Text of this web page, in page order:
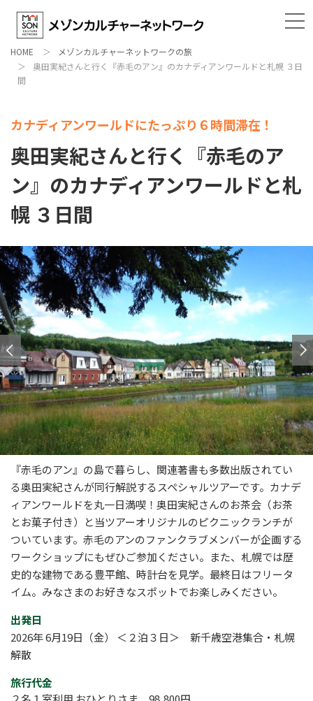
HOME
メゾンカルチャーネットワークの旅
奥田実紀さんと行く『赤毛のアン』のカナディアンワールドと札幌 ３日
間
カナディアンワールドにたっぷり６時間滞在！
奥田実紀さんと行く『赤毛のア
ン』のカナディアンワールドと札
幌 ３日間
『赤毛のアン』の島で暮らし、関連著書も多数出版されてい
る奥田実紀さんが同行解説するスペシャルツアーです。カナデ
ィアンワールドを丸一日満喫！奥田実紀さんのお茶会（お茶
とお菓子付き）と当ツアーオリジナルのピクニックランチが
ついています。赤毛のアンのファンクラブメンバーが企画する
ワークショップにもぜひご参加ください。また、 札幌では歴
史的な建物である豊平館、時計台を見学。最終日はフリータ
イム。みなさまのお好きなスポットでお楽しみください。
出発日
2026年 6月19日（金） ＜２泊３日＞ 新千歳空港集合・札幌
解散
旅行代金